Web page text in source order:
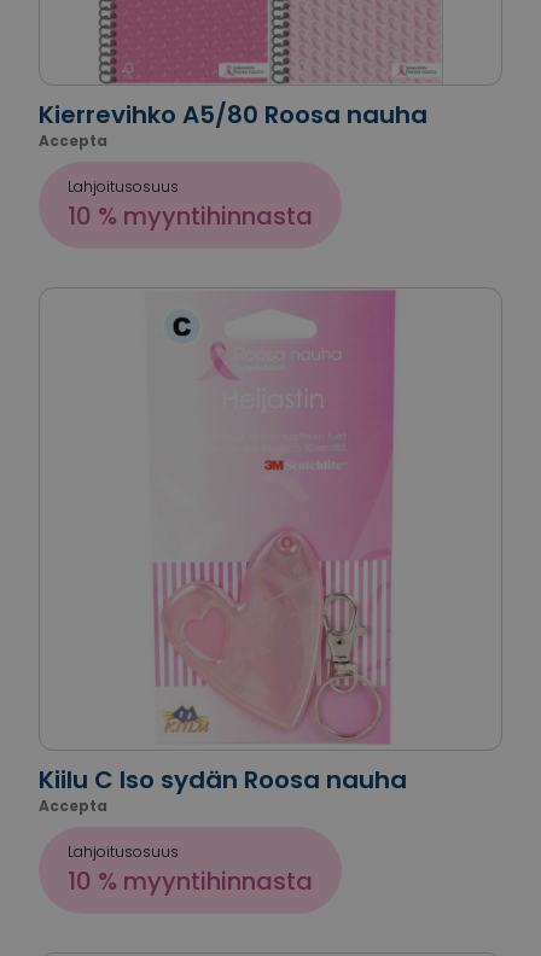
Kierrevihko A5/80 Roosa nauha
Accepta
Lahjoitusosuus
10 % myyntihinnasta
Kiilu C Iso sydän Roosa nauha
Accepta
Lahjoitusosuus
10 % myyntihinnasta